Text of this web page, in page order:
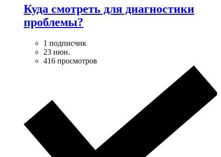
Куда смотреть для диагностики
проблемы?
1 подписчик
23 июн.
416 просмотров